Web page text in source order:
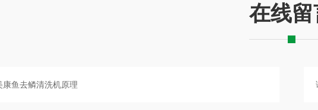
在线留